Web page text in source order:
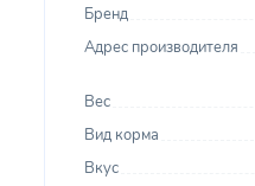
Бренд
Адрес производителя
Вес
Вид корма
Вкус